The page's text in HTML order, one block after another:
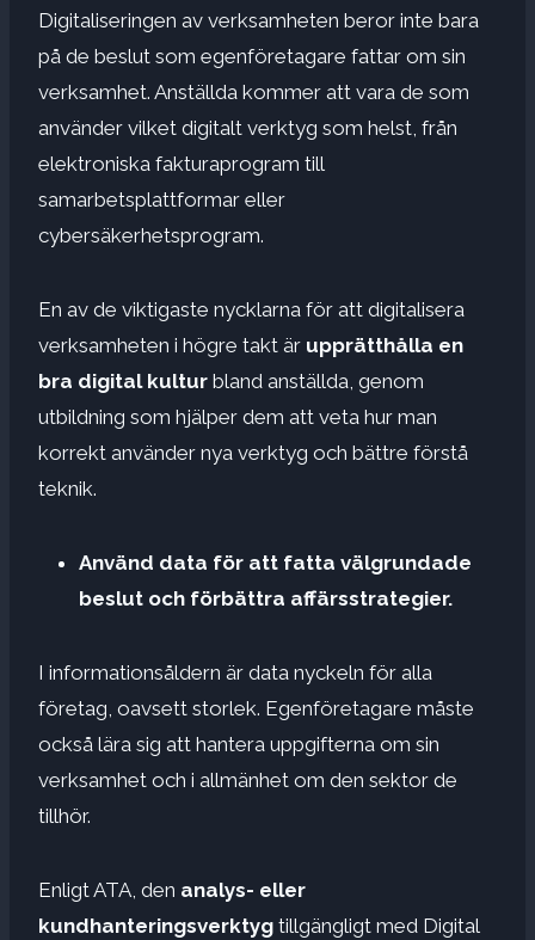
Digitaliseringen av verksamheten beror inte bara
på de beslut som egenföretagare fattar om sin
verksamhet. Anställda kommer att vara de som
använder vilket digitalt verktyg som helst, från
elektroniska fakturaprogram till
samarbetsplattformar eller
cybersäkerhetsprogram.
En av de viktigaste nycklarna för att digitalisera
verksamheten i högre takt är upprätthålla en
bra digital kultur bland anställda, genom
utbildning som hjälper dem att veta hur man
korrekt använder nya verktyg och bättre förstå
teknik.
Använd data för att fatta välgrundade
beslut och förbättra affärsstrategier.
I informationsåldern är data nyckeln för alla
företag, oavsett storlek. Egenföretagare måste
också lära sig att hantera uppgifterna om sin
verksamhet och i allmänhet om den sektor de
tillhör.
Enligt ATA, den analys- eller
kundhanteringsverktyg tillgängligt med Digital